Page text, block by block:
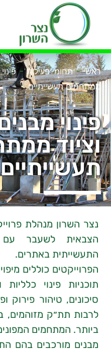
ראשי-תחומי פעילות-
ממתחמים תעשייתיים
פינוי
וציוד
תעשייתיים
נצר השרון מנהלת
הצבאית לשעבר עם
התעשייתית באתרים.
הפרוייקטים כוללים
תוכניות פינוי
סיכונים, טיהור פירוק
לרבות תת״ק מזוהמים,
ביותר. המתחמים
מבנים מורכבים בהם